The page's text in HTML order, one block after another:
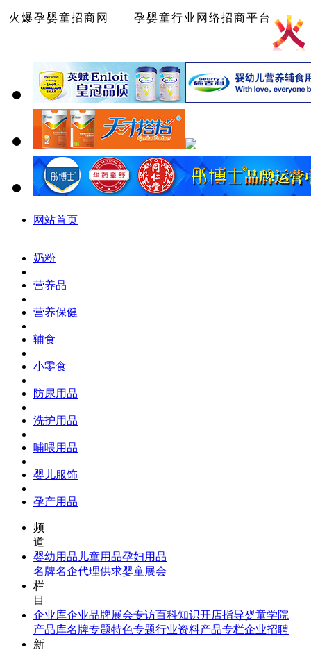
火爆孕婴童招商网——孕婴童行业网络招商平台
网站首页
奶粉
营养品
营养保健
辅食
小零食
防尿用品
洗护用品
哺喂用品
婴儿服饰
孕产用品
频
道
婴幼用品 儿童用品孕妇用品
名牌名企代理供求婴童展会
栏
目
企业库企业品牌展会专访百科知识开店指导婴童学院
产品库名牌专题特色专题行业资料产品专栏企业招聘
新